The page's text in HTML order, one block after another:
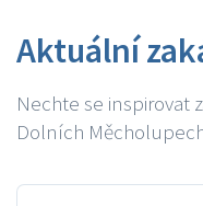
Aktuální
Nechte se inspirovat
Dolních